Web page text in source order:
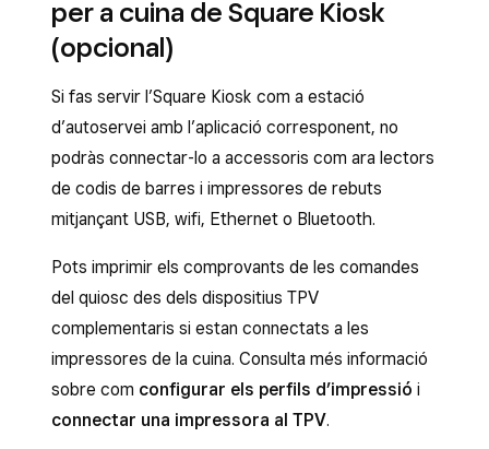
per a cuina de Square Kiosk
(opcional)
Si fas servir l’Square Kiosk com a estació
d’autoservei amb l’aplicació corresponent, no
podràs connectar-lo a accessoris com ara lectors
de codis de barres i impressores de rebuts
mitjançant USB, wifi, Ethernet o Bluetooth.
Pots imprimir els comprovants de les comandes
del quiosc des dels dispositius TPV
complementaris si estan connectats a les
impressores de la cuina. Consulta més informació
sobre com configurar els perfils d’impressió i
connectar una impressora al TPV.